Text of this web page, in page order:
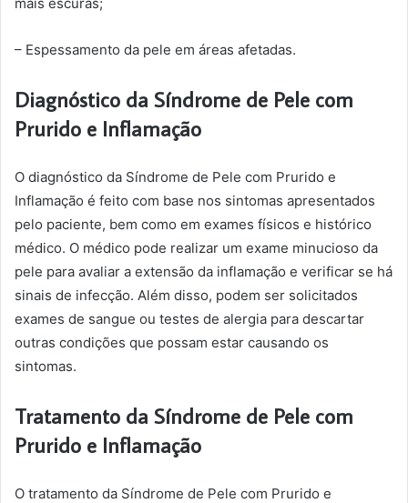
– Espessamento da pele em áreas afetadas.
Diagnóstico da Síndrome de Pele com
Prurido e Inflamação
O diagnóstico da Síndrome de Pele com Prurido e
Inflamação é feito com base nos sintomas apresentados
pelo paciente, bem como em exames físicos e histórico
médico. O médico pode realizar um exame minucioso da
pele para avaliar a extensão da inflamação e verificar se há
sinais de infecção. Além disso, podem ser solicitados
exames de sangue ou testes de alergia para descartar
outras condições que possam estar causando os
sintomas.
Tratamento da Síndrome de Pele com
Prurido e Inflamação
O tratamento da Síndrome de Pele com Prurido e